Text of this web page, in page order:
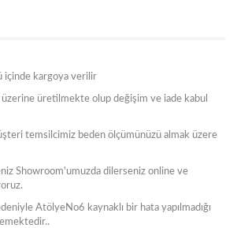
içinde kargoya verilir
üretilmekte olup değişim ve iade kabul
temsilcimiz beden ölçümünüzü almak üzere
Showroom'umuzda dilerseniz online ve
AtölyeNo6 kaynaklı bir hata yapılmadığı